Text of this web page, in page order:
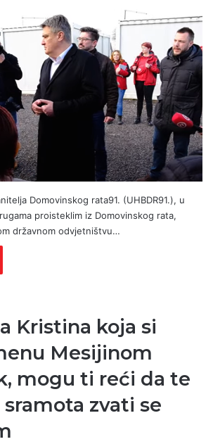
Domovinskog rata91. (UHBDR91.), u
proisteklim iz Domovinskog rata,
državnom odvjetništvu…
Kristina koja si
Mesijinom
mogu ti reći da te
zvati se